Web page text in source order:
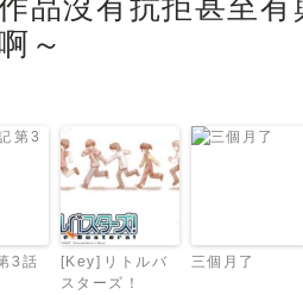
品沒有抗拒甚至
～
3話
[Key] リトルバ
スターズ！
三個月了